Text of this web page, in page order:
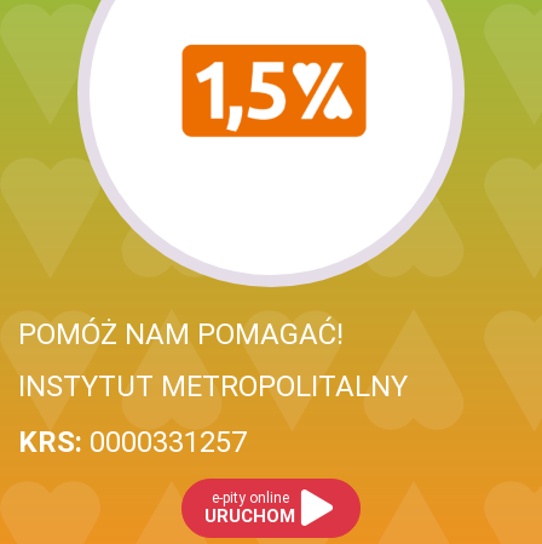
POMÓŻ NAM POMAGAĆ!
INSTYTUT METROPOLITALNY
KRS: 0000331257
e-pity online
URUCHOM